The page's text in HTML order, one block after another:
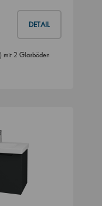
DETAIL
2 Glasböden